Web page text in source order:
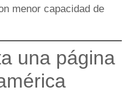
menor capacidad de
una página